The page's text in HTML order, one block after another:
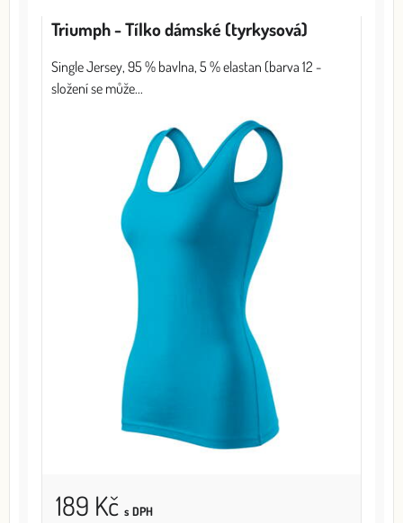
Triumph - Tílko dámské (tyrkysová)
Single Jersey, 95 % bavlna, 5 % elastan (barva 12 -
složení se může...
189 Kč s DPH